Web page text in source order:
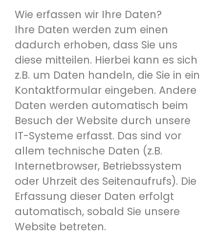
Wie erfassen wir Ihre Daten?
Ihre Daten werden zum einen
dadurch erhoben, dass Sie uns
diese mitteilen. Hierbei kann es sich
z.B. um Daten handeln, die Sie in ein
Kontaktformular eingeben. Andere
Daten werden automatisch beim
Besuch der Website durch unsere
IT-Systeme erfasst. Das sind vor
allem technische Daten (z.B.
Internetbrowser, Betriebssystem
oder Uhrzeit des Seitenaufrufs). Die
Erfassung dieser Daten erfolgt
automatisch, sobald Sie unsere
Website betreten.